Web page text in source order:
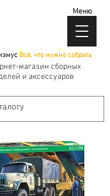
Всё, что нужно собрать
магазин сборных
и аксессуаров
Меню